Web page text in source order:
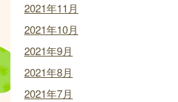
2021年11月
2021年10月
2021年9月
2021年8月
2021年7月